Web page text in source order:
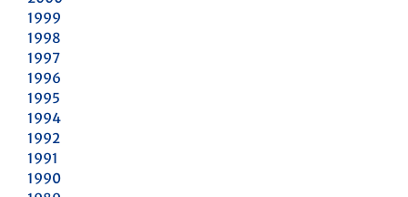
1999
1998
1997
1996
1995
1994
1992
1991
1990